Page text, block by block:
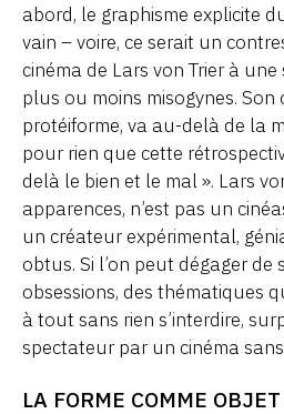
abord, le graphisme explicite
vain – voire, ce serait un
cinéma de Lars von Trier à
plus ou moins misogynes.
protéiforme, va au-delà de la
pour rien que cette
delà le bien et le mal ». Lars
apparences, n’est pas un
un créateur expérimental,
obtus. Si l’on peut dégager de
obsessions, des thématiques
à tout sans rien s’interdire,
spectateur par un cinéma
LA FORME COMME